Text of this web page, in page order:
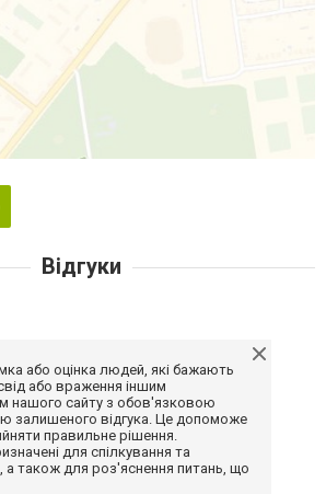
Відгуки
або оцінка людей, які бажають
або враження іншим
нашого сайту з обов'язковою
залишеного відгука. Це допоможе
правильне рішення.
для спілкування та
а також для роз'яснення питань, що